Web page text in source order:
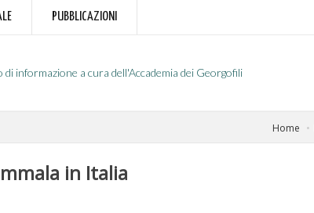
PUBBLICAZIONI
di informazione a cura dell'Accademia dei Georgofili
Home
in Italia